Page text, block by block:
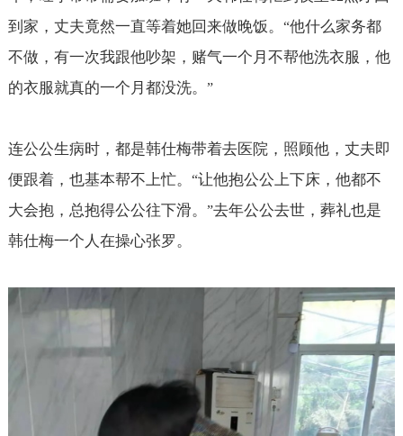
到家，丈夫竟然一直等着她回来做晚饭。 “他什么家务都
不做，有一次我跟他吵架，赌气一个月不帮他洗衣服，他
的衣服就真的一个月都没洗。 ”
连公公生病时，都是韩仕梅带着去医院，照顾他，丈夫即
便跟着，也基本帮不上忙。 “让他抱公公上下床，他都不
大会抱，总抱得公公往下滑。 ”去年公公去世，葬礼也是
韩仕梅一个人在操心张罗。